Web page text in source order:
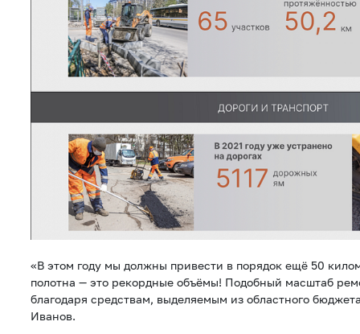
«В этом году мы должны привести в порядок ещё 50
полотна — это рекордные объёмы! Подобный масштаб
благодаря средствам, выделяемым из областного
Иванов.